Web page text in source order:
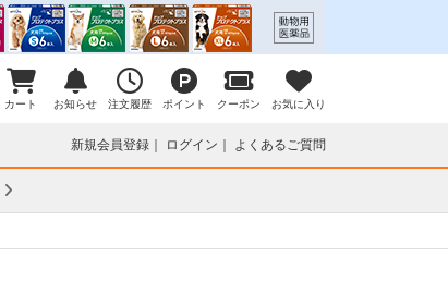
カート お知らせ 注文履歴 ポイント クーポン お気に入り
新規会員登録 ログイン よくあるご質問